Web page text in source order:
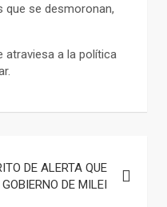
que se desmoronan,
atraviesa a la política
DE ALERTA QUE
DE MILEI